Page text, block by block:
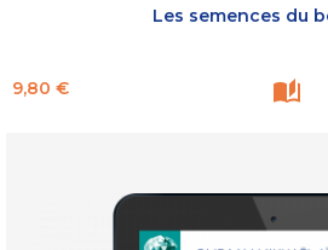
Les semences du
Prix
9,80 €